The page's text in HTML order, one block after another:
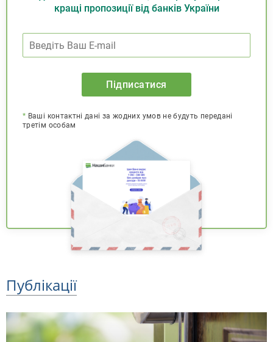
кращі пропозиції від банків України
Підписатися
* Ваші контактні дані за жодних умов не будуть передані
третім особам
Публікації